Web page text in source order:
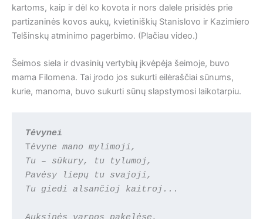
kartoms, kaip ir dėl ko kovota ir nors dalele prisidės prie
partizaninės kovos aukų, kvietiniškių Stanislovo ir Kazimiero
Telšinskų atminimo pagerbimo. (Plačiau video.)
Šeimos siela ir dvasinių vertybių įkvėpėja šeimoje, buvo
mama Filomena. Tai įrodo jos sukurti eilėraščiai sūnums,
kurie, manoma, buvo sukurti sūnų slapstymosi laikotarpiu.
Tėvynei
Tėvyne mano mylimoji,
Tu – sūkury, tu tylumoj,
Pavėsy liepų tu svajoji,
Tu giedi alsančioj kaitroj...